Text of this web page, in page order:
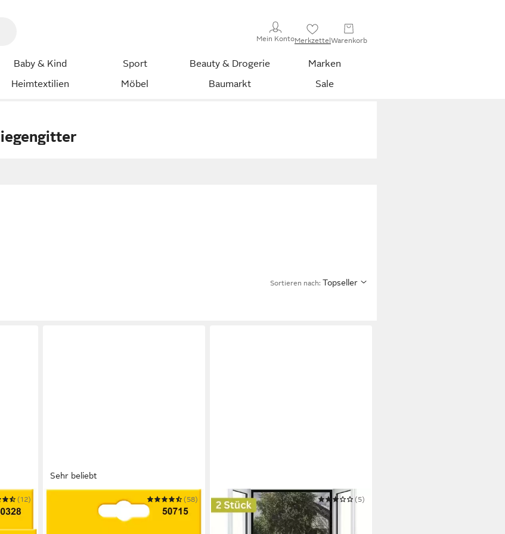
Mein KontoMerkzettelWarenkorb
Baby & Kind Sport Beauty & Drogerie
Marken
Heimtextilien Möbel Baumarkt Sale
Sortieren nach: Topseller
(12)
Sehr beliebt
Fliegengitter-Gewebe für Fenster
(58)
LIVINO
Fliegengitter-Gewebe 2er
Fliegengitter Fenster 130x150cm
(5)